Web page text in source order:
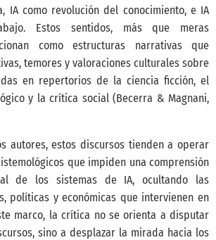
IA como revolución del conocimiento, e IA
Estos sentidos, más que meras
como estructuras narrativas que
temores y valoraciones culturales sobre
en repertorios de la ciencia ficción, el
y la crítica social (Becerra & Magnani,
autores, estos discursos tienden a operar
que impiden una comprensión
de los sistemas de IA, ocultando las
políticas y económicas que intervienen en
marco, la crítica no se orienta a disputar
sino a desplazar la mirada hacia los